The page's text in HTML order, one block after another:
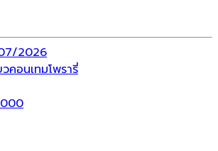
2026
คอนเทมโพรารี่